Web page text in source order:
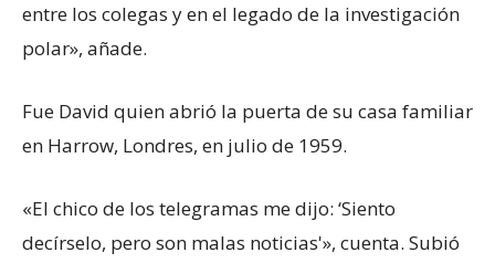
entre los colegas y en el legado de la investigación
polar», añade.
Fue David quien abrió la puerta de su casa familiar
en Harrow, Londres, en julio de 1959.
«El chico de los telegramas me dijo: ‘Siento
decírselo, pero son malas noticias'», cuenta. Subió